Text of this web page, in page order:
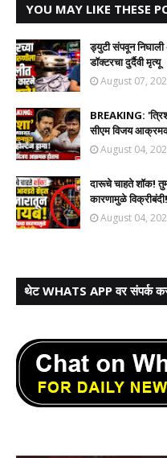
YOU MAY LIKE THESE
ड्युटी संपवून
डॉक्टरचा दुर्दैवी मृत्यू
August 07,
BREAKING:
सीएम विजय आक्रमक
August 04,
दारूचे चाहते शॉक!
कारणामुळे विक्रीबंदी!
August 04,
थेट WHATS APP वर संपर्क